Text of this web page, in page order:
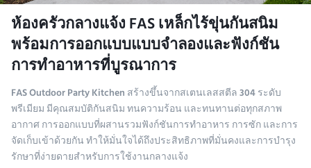
ห้องครัวกลางแจ้ง FAS เหล็กไร้ขุ่นกันสนิม
พร้อมการออกแบบแบบจําลองและฟังก์ชัน
การทําอาหารที่บูรณาการ
FAS Outdoor Party Kitchen สร้างขึ้นจากสเตนเลสสตีล 304 ระดับ
พรีเมียม มีคุณสมบัติกันสนิม ทนความร้อน และทนทานต่อทุกสภาพ
อากาศ การออกแบบที่ผสานรวมฟังก์ชันการทำอาหาร การซัก และการ
จัดเก็บเข้าด้วยกัน ทำให้มั่นใจได้ถึงประสิทธิภาพที่มั่นคงและการบำรุง
รักษาที่ง่ายดายสำหรับการใช้งานกลางแจ้ง